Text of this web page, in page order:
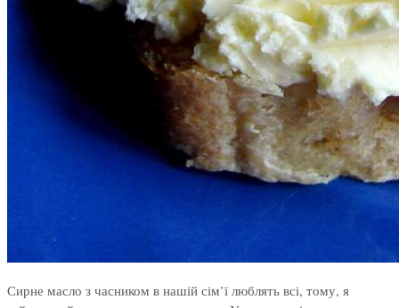
Сирне масло з часником в нашій сім’ї люблять всі, тому, я